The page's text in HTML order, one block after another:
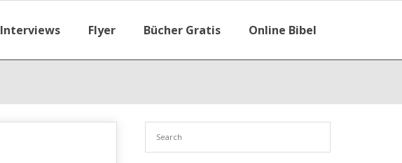
Interviews Flyer Bücher Gratis Online Bibel